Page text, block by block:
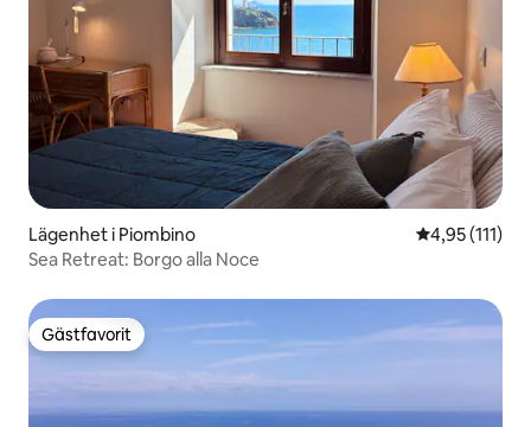
Lägenhet i Piombino 4,95 av 5 i
4,95 (111)
Sea Retreat: Borgo alla Noce
Gästfavorit
Gästfavorit